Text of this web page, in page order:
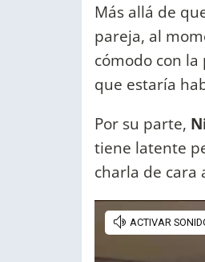
Más allá de
pareja, al
cómodo con
que estaría
Por su parte,
tiene latente
charla de cara